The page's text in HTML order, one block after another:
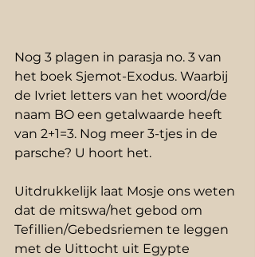
Nog 3 plagen in parasja no. 3 van
het boek Sjemot-Exodus. Waarbij
de Ivriet letters van het woord/de
naam BO een getalwaarde heeft
van 2+1=3. Nog meer 3-tjes in de
parsche? U hoort het.
Uitdrukkelijk laat Mosje ons weten
dat de mitswa/het gebod om
Tefillien/Gebedsriemen te leggen
met de Uittocht uit Egypte